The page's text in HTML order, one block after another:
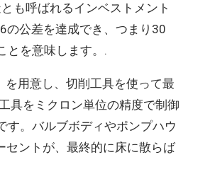
も呼ばれるインベストメント
の公差を達成でき、つまり30
とを意味します。.
用意し、切削工具を使って最
具をミクロン単位の精度で制御
す。バルブボディやポンプハウ
セントが、最終的に床に散らば